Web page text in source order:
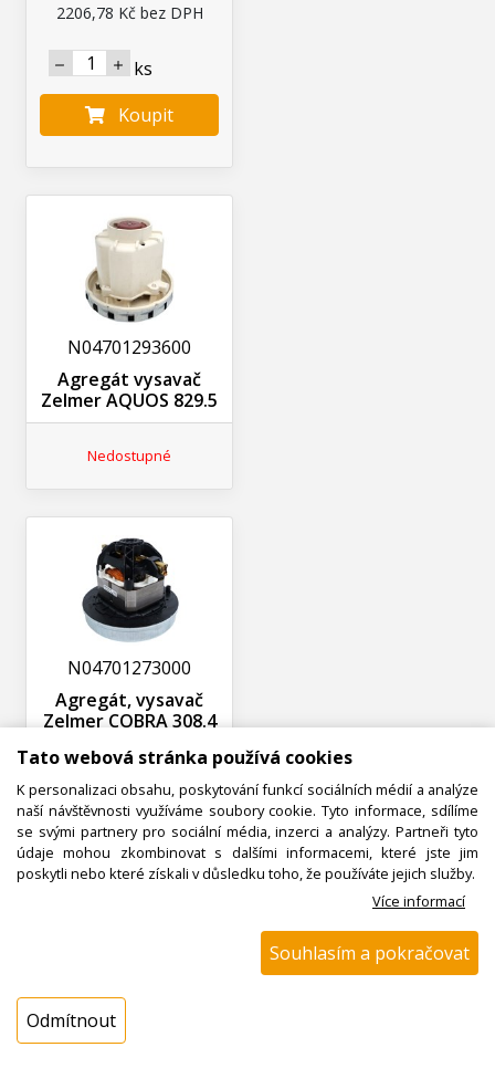
Tato webová stránka používá cookies
K personalizaci obsahu, poskytování funkcí sociálních médií a analýze
naší návštěvnosti využíváme soubory cookie. Tyto informace, sdílíme
se svými partnery pro sociální média, inzerci a analýzy. Partneři tyto
údaje mohou zkombinovat s dalšími informacemi, které jste jim
poskytli nebo které získali v důsledku toho, že používáte jejich služby.
Více informací
Souhlasím a pokračovat
Odmítnout
2206,78 Kč bez DPH
ks
Koupit
N04701293600
Agregát vysavač
Zelmer AQUOS 829.5
Nedostupné
N04701273000
Agregát, vysavač
Zelmer COBRA 308.4
Deska elektroniky
podlahového